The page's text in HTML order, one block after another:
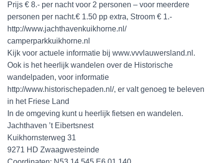
Prijs € 8.- per nacht voor 2 personen – voor meerdere
personen per nacht.€ 1.50 pp extra, Stroom € 1.-
http://www.jachthavenkuikhorne.nl/
camperparkkuikhorne.nl
Kijk voor actuele informatie bij www.vvvlauwersland.nl.
Ook is het heerlijk wandelen over de Historische
wandelpaden, voor informatie
http://www.historischepaden.nl/, er valt genoeg te beleven
in het Friese Land
In de omgeving kunt u heerlijk fietsen en wandelen.
Jachthaven ’t Eibertsnest
Kuikhornsterweg 31
9271 HD Zwaagwesteinde